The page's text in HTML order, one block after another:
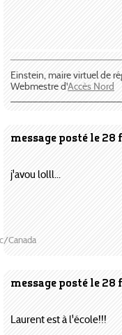
Einstein, maire virtuel de
Webmestre d'Accès Nord
message posté le 28
Canada
j'avou lolll...
message posté le 28
Laurent est à l'école!!!